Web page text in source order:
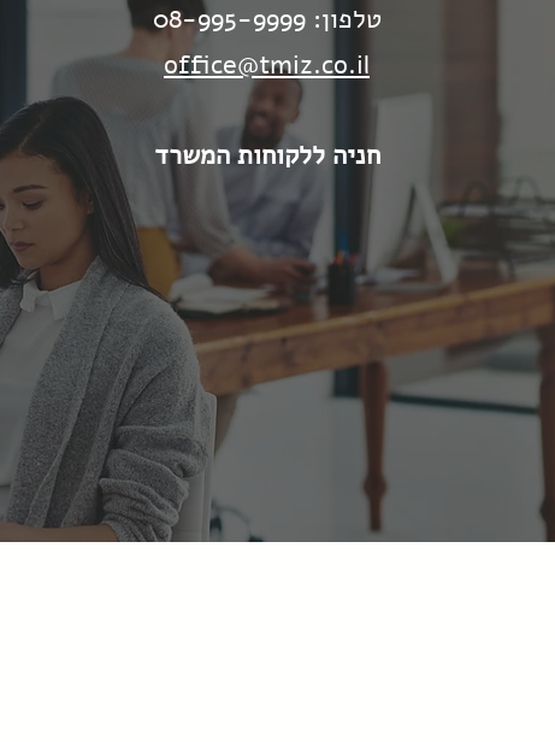
טלפון: 08-995-9999
office@tmiz.co.il
חניה ללקוחות המשרד